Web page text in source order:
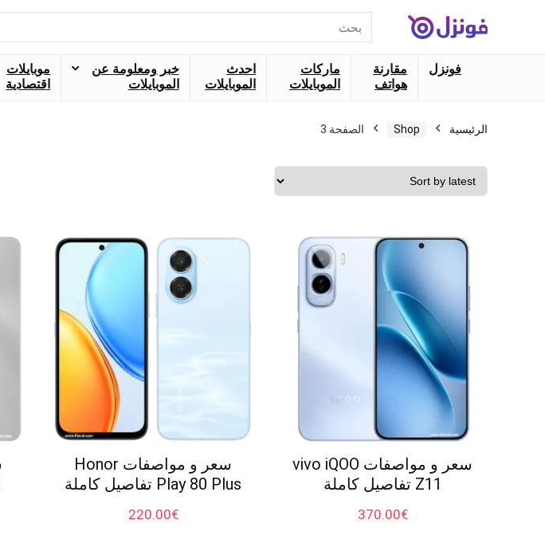
عن:
فونزل
مقارنة
هواتف
ماركات
الموبايلات
احدث
الموبايلات
خبر ومعلومة عن
الموبايلات
موبايلات
اقتصادية
الرئيسية Shop الصفحة 3
سعر و مواصفات vivo iQOO
Z11 تفاصيل كاملة
€
370.00
سعر و مواصفات Honor
Play 80 Plus تفاصيل كاملة
€
220.00